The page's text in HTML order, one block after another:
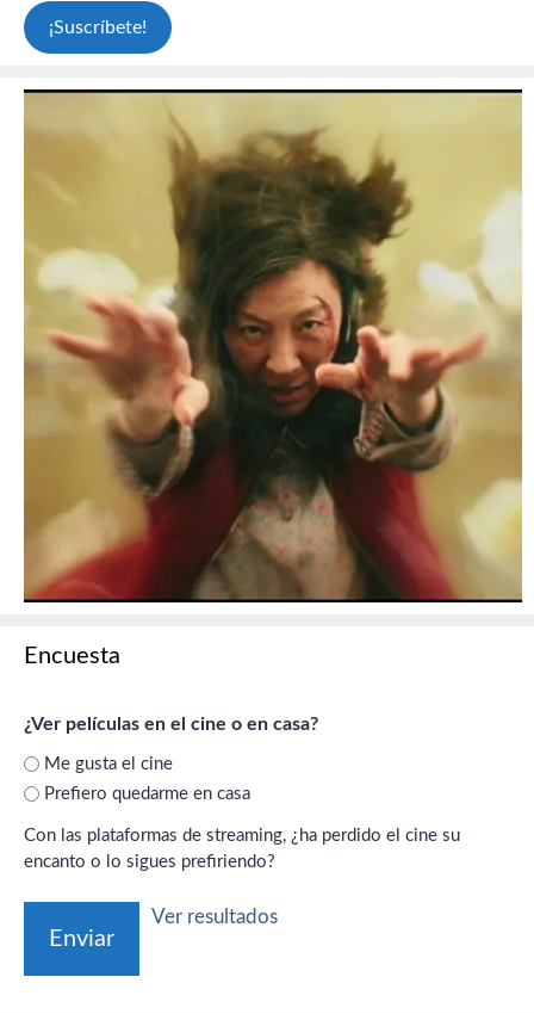
Encuesta
¿Ver películas en el cine o en casa?
Me gusta el cine
Prefiero quedarme en casa
Con las plataformas de streaming, ¿ha perdido el cine su
encanto o lo sigues prefiriendo?
Ver resultados